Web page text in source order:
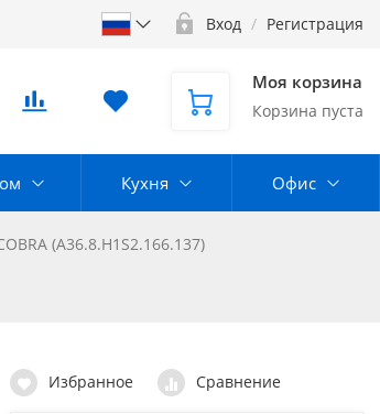
Вход / Регистрация
Моя корзина
Корзина пуста
Кухня Офис
(A36.8.H1S2.166.137)
Избранное Сравнение